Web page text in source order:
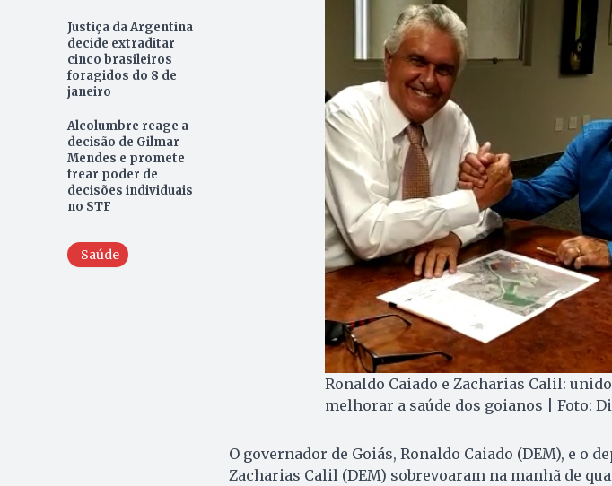
Justiça da Argentina
decide extraditar
cinco brasileiros
foragidos do 8 de
janeiro
Alcolumbre reage a
decisão de Gilmar
Mendes e promete
frear poder de
decisões individuais
no STF
Saúde
Ronaldo Caiado e Zacharias Calil:
melhorar a saúde dos goianos | Foto:
O governador de Goiás, Ronaldo Caiado (DEM), e o
Zacharias Calil (DEM) sobrevoaram na manhã de